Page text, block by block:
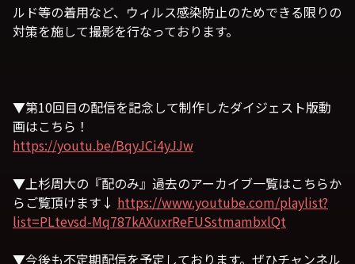
ルド等の着用など、ウィルス感染防止のためできる限りの
対策を施して撮影を行なっております。
▼第10回目の配信を記念して制作したダイジェスト版動
画はこちら！
https://youtu.be/BqyJCi4yJJw
▼上杉周大の『配のみ』過去のアーカイブ一覧はこちらか
らご覧頂けます↓ https://www.youtube.com/playlist?
list=PLtevsd-Mq787kAXuxrReFUSstmambxlQt
▼今後も不定期配信を予定しております。ぜひチャンネル